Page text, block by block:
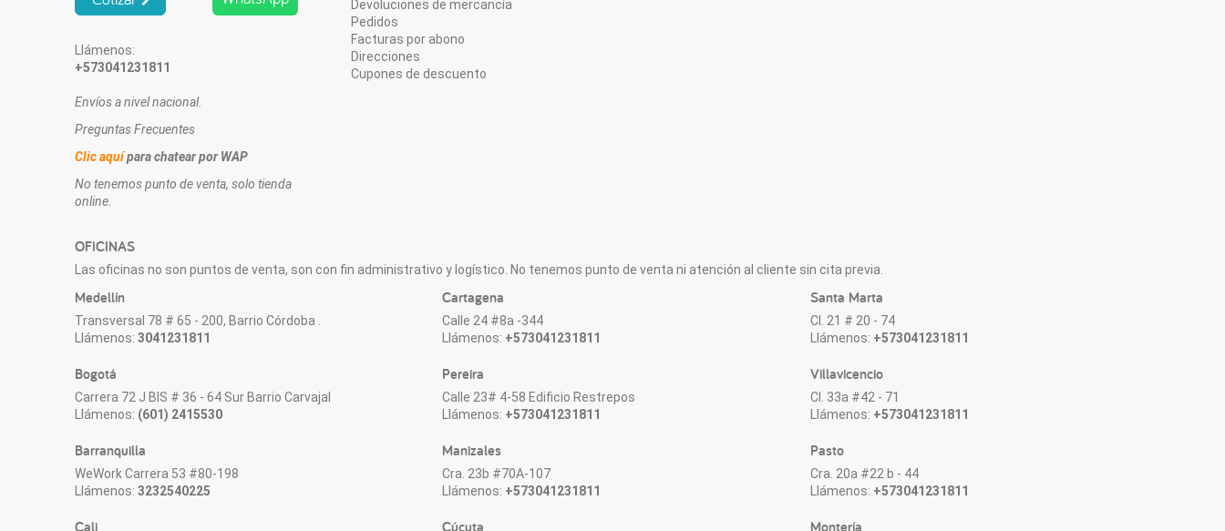
Llámenos:
+573041231811
Envíos a nivel nacional.
Preguntas Frecuentes
Clic aquípara chatear por WAP
No tenemos punto de venta, solo tienda
online.
OFICINAS
Las oficinas no son puntos de venta, son con fin administrativo y logístico. No tenemos punto de venta ni atención al cliente sin cita previa.
Medellín
Transversal 78 # 65 - 200, Barrio Córdoba .
Llámenos:3041231811
Bogotá
Carrera 72 J BIS # 36 - 64 Sur Barrio Carvajal
Llámenos: (601) 2415530
Barranquilla
WeWork Carrera 53 #80-198
Llámenos:3232540225
Cali
Cartagena
Calle 24 #8a -344
Llámenos: +573041231811
Pereira
Calle 23# 4-58 Edificio Restrepos
Llámenos: +573041231811
Manizales
Cra. 23b #70A-107
Llámenos: +573041231811
Cúcuta
Santa Marta
Cl. 21 # 20 - 74
Llámenos: +573041231811
Villavicencio
Cl. 33a #42 - 71
Llámenos: +573041231811
Pasto
Cra. 20a #22 b - 44
Llámenos: +573041231811
Montería
Devoluciones de mercancía
Pedidos
Facturas por abono
Direcciones
Cupones de descuento